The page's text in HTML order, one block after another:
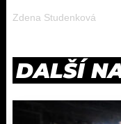
Zdena Studenková
DALŠÍ